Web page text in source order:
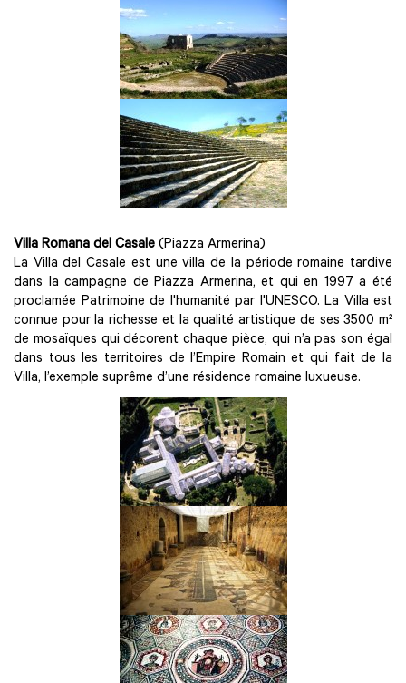
Villa Romana del Casale (Piazza Armerina)
La Villa del Casale est une villa de la période romaine tardive
dans la campagne de Piazza Armerina, et qui en 1997 a été
proclamée Patrimoine de l'humanité par l'UNESCO. La Villa est
connue pour la richesse et la qualité artistique de ses 3500 m²
de mosaïques qui décorent chaque pièce, qui n’a pas son égal
dans tous les territoires de l’Empire Romain et qui fait de la
Villa, l’exemple suprême d’une résidence romaine luxueuse.